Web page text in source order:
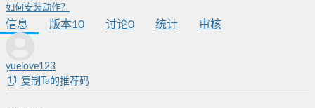
如何安装动作？
信息 版本10 讨论0 统计 审核
yuelove123
复制Ta的推荐码